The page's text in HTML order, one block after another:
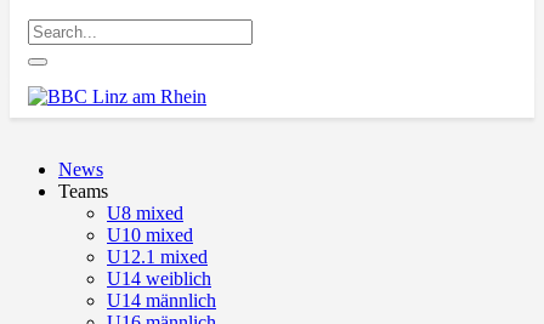
News
Teams
U8 mixed
U10 mixed
U12.1 mixed
U14 weiblich
U14 männlich